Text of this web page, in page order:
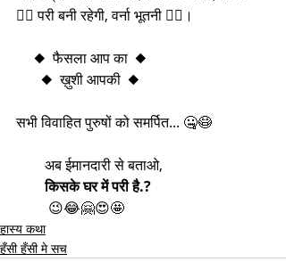
👉🏽 परी बनी रहेगी, वर्ना भूतनी 👈🏽।
     ◆  फैसला आप का  ◆
       ◆  ख़ुशी आपकी  ◆
सभी विवाहित पुरुषों को समर्पित... 🤐😷
        अब ईमानदारी से बताओ,
किसके घर में परी है.?
         😉😂🤗😍🤩
हास्य कथा
हँसी हँसी मे सच